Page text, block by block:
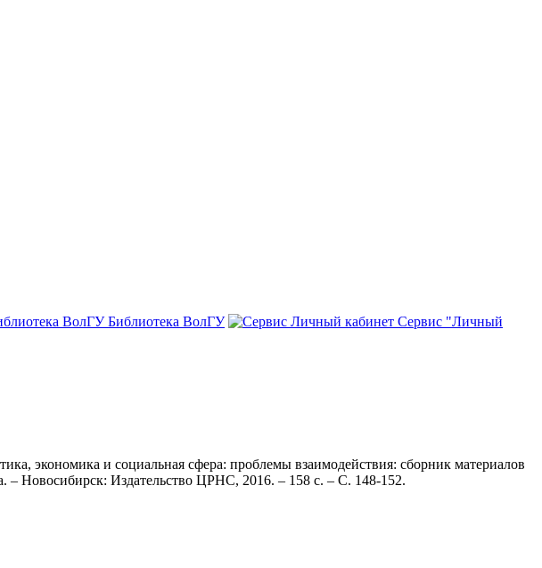
Библиотека ВолГУ
Сервис "Личный
экономика и социальная сфера: проблемы взаимодействия: сборник материалов
Новосибирск: Издательство ЦРНС, 2016. – 158 с. – С. 148-152.